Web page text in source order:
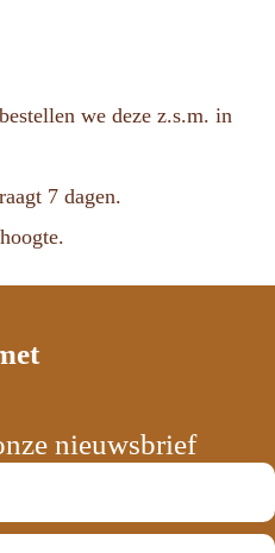
we deze z.s.m. in
7 dagen.
nieuwsbrief